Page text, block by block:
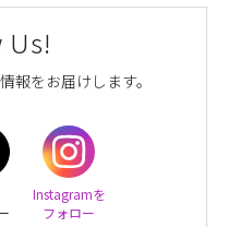
報をお届けします。
Instagramを
フォロー